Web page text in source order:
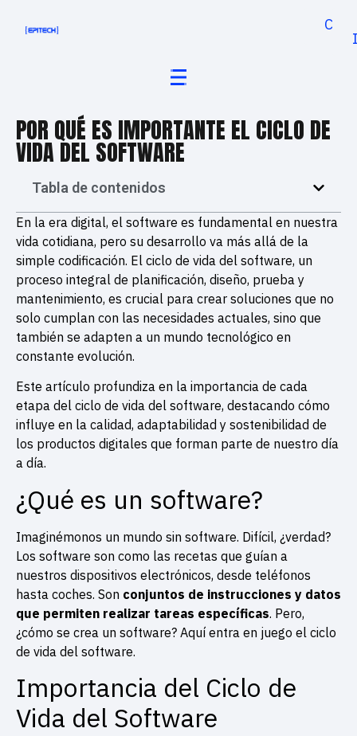
POR QUÉ ES IMPORTANTE EL CICLO DE
VIDA DEL SOFTWARE
Tabla de contenidos
En la era digital, el software es fundamental en nuestra
vida cotidiana, pero su desarrollo va más allá de la
simple codificación. El ciclo de vida del software, un
proceso integral de planificación, diseño, prueba y
mantenimiento, es crucial para crear soluciones que no
solo cumplan con las necesidades actuales, sino que
también se adapten a un mundo tecnológico en
constante evolución.
Este artículo profundiza en la importancia de cada
etapa del ciclo de vida del software, destacando cómo
influye en la calidad, adaptabilidad y sostenibilidad de
los productos digitales que forman parte de nuestro día
a día.
¿Qué es un software?
Imaginémonos un mundo sin software. Difícil, ¿verdad?
Los software son como las recetas que guían a
nuestros dispositivos electrónicos, desde teléfonos
hasta coches. Son conjuntos de instrucciones y datos
que permiten realizar tareas específicas. Pero,
¿cómo se crea un software? Aquí entra en juego el ciclo
de vida del software.
Importancia del Ciclo de
Vida del Software